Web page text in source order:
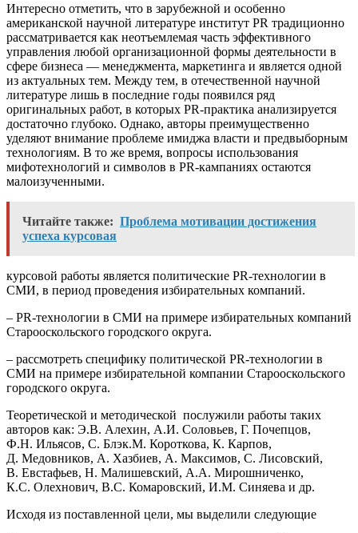
Интересно отметить, что в зарубежной и особенно
американской научной литературе институт PR традиционно
рассматривается как неотъемлемая часть эффективного
управления любой организационной формы деятельности в
сфере бизнеса — менеджмента, маркетинга и является одной
из актуальных тем. Между тем, в отечественной научной
литературе лишь в последние годы появился ряд
оригинальных работ, в которых PR-практика анализируется
достаточно глубоко. Однако, авторы преимущественно
уделяют внимание проблеме имиджа власти и предвыборным
технологиям. В то же время, вопросы использования
мифотехнологий и символов в PR-кампаниях остаются
малоизученными.
Читайте также: Проблема мотивации достижения
успеха курсовая
курсовой работы является политические PR-технологии в
СМИ, в период проведения избирательных компаний.
– PR-технологии в СМИ на примере избирательных компаний
Старооскольского городского округа.
– рассмотреть специфику политической PR-технологии в
СМИ на примере избирательной компании Старооскольского
городского округа.
Теоретической и методической послужили работы таких
авторов как: Э.В. Алехин, А.И. Соловьев, Г. Почепцов,
Ф.Н. Ильясов, С. Блэк.М. Короткова, К. Карпов,
Д. Медовников, А. Хазбиев, А. Максимов, С. Лисовский,
В. Евстафьев, Н. Малишевский, А.А. Мирошниченко,
К.С. Олехнович, В.С. Комаровский, И.М. Синяева и др.
Исходя из поставленной цели, мы выделили следующие